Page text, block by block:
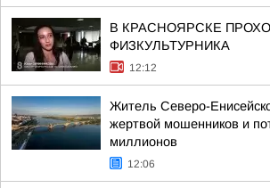
В КРАСНОЯРСКЕ
ФИЗКУЛЬТУРНИКА
12:12
Житель Северо-
жертвой мошенников и
миллионов
12:06